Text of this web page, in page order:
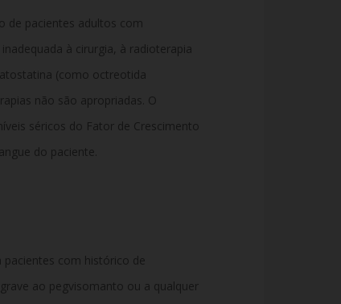
de pacientes adultos com
à cirurgia, à radioterapia
(como octreotida
não são apropriadas. O
séricos do Fator de Crescimento
do paciente.
com histórico de
ao pegvisomanto ou a qualquer